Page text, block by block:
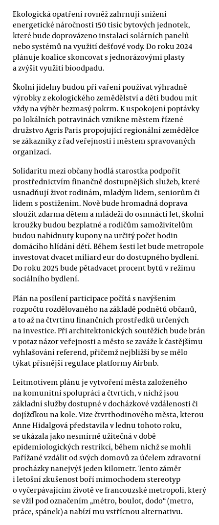
Ekologická opatření rovněž zahrnují snížení
energetické náročnosti 150 tisíc bytových jednotek,
které bude doprovázeno instalací solárních panelů
nebo systémů na využití dešťové vody. Do roku 2024
plánuje koalice skoncovat s jednorázovými plasty
a zvýšit využití bioodpadu.
Školní jídelny budou při vaření používat výhradně
výrobky z ekologického zemědělství a děti budou mít
vždy na výběr bezmasý pokrm. K uspokojení poptávky
po lokálních potravinách vznikne městem řízené
družstvo Agris Paris propojující regionální zemědělce
se zákazníky z řad veřejnosti i městem spravovaných
organizací.
Solidaritu mezi občany hodlá starostka podpořit
prostřednictvím finančně dostupnějších služeb, které
usnadňují život rodinám, mladým lidem, seniorům či
lidem s postižením. Nově bude hromadná doprava
sloužit zdarma dětem a mládeži do osmnácti let, školní
kroužky budou bezplatné a rodičům samoživitelům
budou nabídnuty kupony na určitý počet hodin
domácího hlídání dětí. Během šesti let bude metropole
investovat dvacet miliard eur do dostupného bydlení.
Do roku 2025 bude pětadvacet procent bytů v režimu
sociálního bydlení.
Plán na posílení participace počítá s navýšením
rozpočtu rozdělovaného na základě podnětů občanů,
a to až na čtvrtinu finančních prostředků určených
na investice. Při architektonických soutěžích bude brán
v potaz názor veřejnosti a město se zaváže k častějšímu
vyhlašování referend, přičemž nejbližší by se mělo
týkat přísnější regulace platformy Airbnb.
Leitmotivem plánu je vytvoření města založeného
na komunitní spolupráci a čtvrtích, v nichž jsou
základní služby dostupné v docházkové vzdálenosti či
dojížďkou na kole. Vize čtvrthodinového města, kterou
Anne Hidalgová představila v lednu tohoto roku,
se ukázala jako nesmírně užitečná v době
epidemiologických restrikcí, během nichž se mohli
Pařížané vzdálit od svých domovů za účelem zdravotní
procházky nanejvýš jeden kilometr. Tento záměr
i letošní zkušenost boří mimochodem stereotyp
o vyčerpávajícím životě ve francouzské metropoli, který
se vžil pod označením „métro, boulot, dodo“ (metro,
práce, spánek) a nabízí mu vstřícnou alternativu.